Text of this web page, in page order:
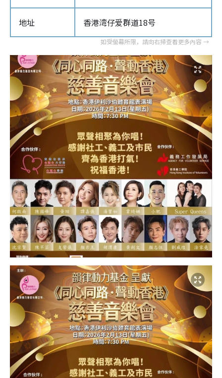
地址 香港湾仔爱群道18号